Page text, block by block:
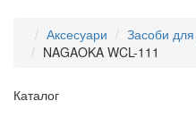
Аксесуари
Засоби
NAGAOKA WCL-111
Каталог